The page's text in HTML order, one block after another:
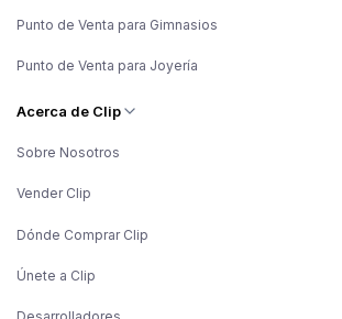
Punto de Venta para Gimnasios
Punto de Venta para Joyería
Acerca de Clip
Sobre Nosotros
Vender Clip
Dónde Comprar Clip
Únete a Clip